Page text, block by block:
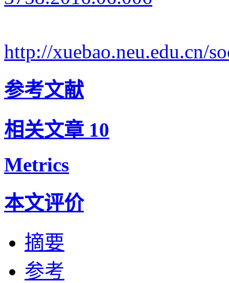
http://xuebao.neu.edu.cn/
参考文献
相关文章 10
Metrics
本文评价
摘要
参考